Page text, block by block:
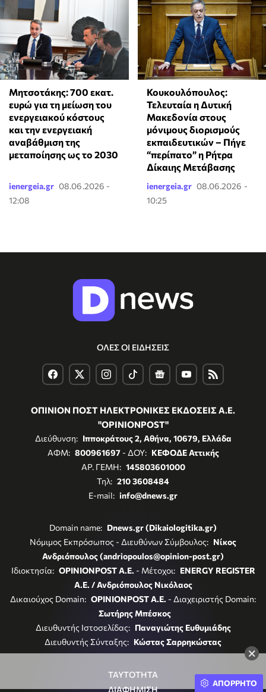
×
Μητσοτάκης: 700 εκατ.
ευρώ για τη μείωση του
ενεργειακού κόστους
και την ενεργειακή
αναβάθμιση της
μεταποίησης ως το 2030
ienergeia.gr 08.06.2026 -
12:08
Κουκουλόπουλος:
Τελευταία η Δυτική
Μακεδονία στους
μόνιμους διορισμούς
εκπαιδευτικών – Πήγε
“περίπατο” η Ρήτρα
Δίκαιης Μετάβασης
ienergeia.gr 08.06.2026 -
10:25
ΟΛΕΣ ΟΙ ΕΙΔΗΣΕΙΣ
ΟΠΙΝΙΟΝ ΠΟΣΤ ΗΛΕΚΤΡΟΝΙΚΕΣ ΕΚΔΟΣΕΙΣ Α.Ε.
"OPINIONPOST"
Διεύθυνση: Ιπποκράτους 2, Αθήνα, 10679, Ελλάδα
ΑΦΜ: 800961697- ΔΟΥ: ΚΕΦΟΔΕ Αττικής
ΑΡ. ΓΕΜΗ: 145803601000
Τηλ: 210 3608484
E-mail: info@dnews.gr
Domain name: Dnews.gr (Dikaiologitika.gr)
Νόμιμος Εκπρόσωπος - Διευθύνων Σύμβουλος: Νίκος
Ανδριόπουλος (andriopoulos@opinion-post.gr)
Ιδιοκτησία: OPINIONPOST A.E. - Μέτοχοι: ENERGY REGISTER
Α.Ε. / Ανδριόπουλος Νικόλαος
Δικαιούχος Domain: OPINIONPOST A.E. - Διαχειριστής Domain:
Σωτήρης Μπέσκος
Διευθυντής Ιστοσελίδας: Παναγιώτης Ευθυμιάδης
Διευθυντής Σύνταξης: Κώστας Σαρρηκώστας
ΤΑΥΤΟΤΗΤΑ
ΔΙΑΦΗΜΙΣΗ
ΑΠΟΡΡΗΤΟ